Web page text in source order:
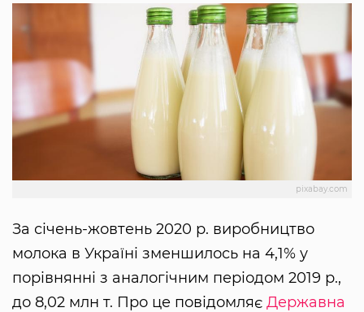
pixabay.com
За січень-жовтень 2020 р. виробництво
молока в Україні зменшилось на 4,1% у
порівнянні з аналогічним періодом 2019 р.,
до 8,02 млн т. Про це повідомляє Державна